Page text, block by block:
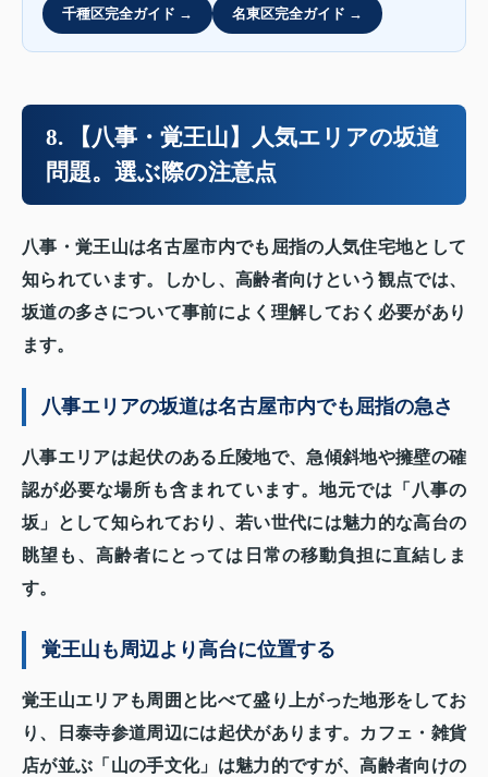
千種区完全ガイド → 名東区完全ガイド →
8. 【八事・覚王山】人気エリアの坂道
問題。選ぶ際の注意点
八事・覚王山は名古屋市内でも屈指の人気住宅地として
知られています。しかし、高齢者向けという観点では、
坂道の多さについて事前によく理解しておく必要があり
ます。
八事エリアの坂道は名古屋市内でも屈指の急さ
八事エリアは起伏のある丘陵地で、急傾斜地や擁壁の確
認が必要な場所も含まれています。地元では「八事の
坂」として知られており、若い世代には魅力的な高台の
眺望も、高齢者にとっては日常の移動負担に直結しま
す。
覚王山も周辺より高台に位置する
覚王山エリアも周囲と比べて盛り上がった地形をしてお
り、日泰寺参道周辺には起伏があります。カフェ・雑貨
店が並ぶ「山の手文化」は魅力的ですが、高齢者向けの